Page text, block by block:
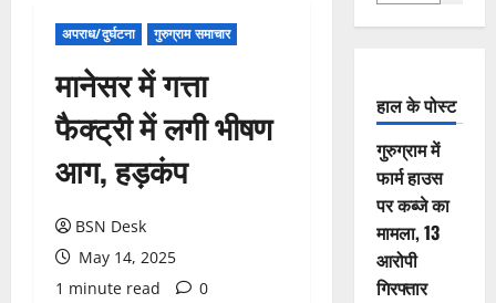
अपराध/दुर्घटना गुरुग्राम समाचार
मानेसर में गत्ता
फैक्ट्री में लगी भीषण
आग, हड़कंप
BSN Desk
May 14, 2025
1 minute read
0
हाल के पोस्ट
गुरुग्राम में
फार्म हाउस
पर कब्जे का
मामला, 13
आरोपी
गिरफ्तार